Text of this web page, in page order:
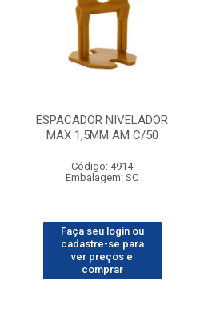
ESPACADOR NIVELADOR
MAX 1,5MM AM C/50
Código: 4914
Embalagem: SC
Faça seu login ou
cadastre-se para
ver preços e
comprar